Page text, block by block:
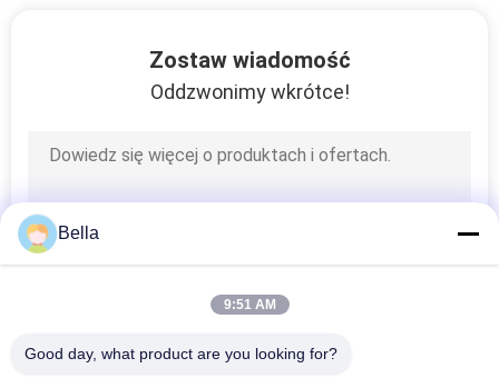
Przewodząca
przedmieszka
Zostaw wiadomość
Oddzwonimy wkrótce!
Bella
9:51 AM
Good day, what product are you looking for?